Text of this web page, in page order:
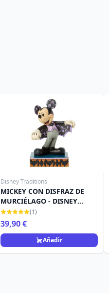
Disney Traditions
MICKEY CON DISFRAZ DE
MURCIÉLAGO - DISNEY
TRADITIONS
(1)
39,90 €
Añadir